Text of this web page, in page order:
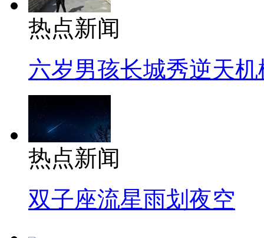
热点新闻
六岁男孩长城秀逆天机
热点新闻
双子座流星雨划夜空